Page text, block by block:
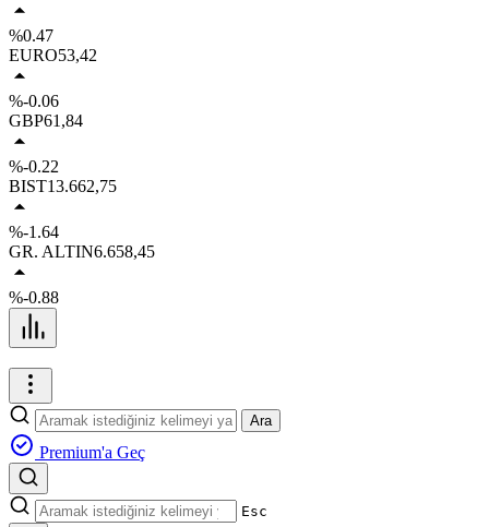
%0.47
EURO53,42
%-0.06
GBP61,84
%-0.22
BIST13.662,75
%-1.64
GR. ALTIN6.658,45
%-0.88
Ara
Premium'a Geç
Esc